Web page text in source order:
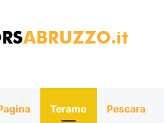
Teramo Pescara